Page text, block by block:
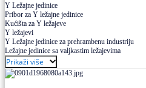
Y Ležajne jedinice
Pribor za Y ležajne jedinice
Kućišta za Y ležajeve
Y ležajevi
Y Ležajne jedinice za prehrambenu industriju
Ležajne jedinice sa valjkastim ležajevima
Prikaži više